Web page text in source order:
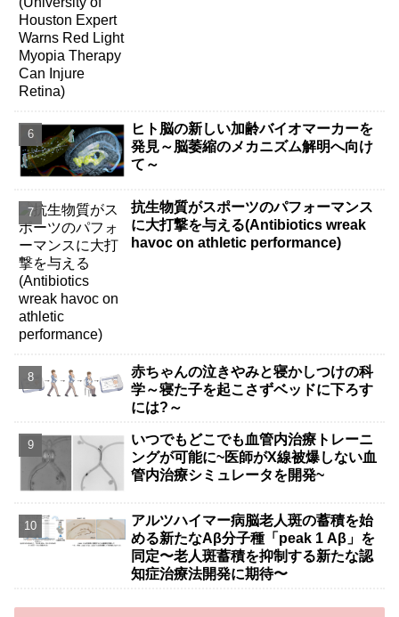
ヒト脳の新しい加齢バイオマーカーを
発見～脳萎縮のメカニズム解明へ向け
て～
抗生物質がスポーツのパフォーマンス
に大打撃を与える(Antibiotics wreak
havoc on athletic performance)
赤ちゃんの泣きやみと寝かしつけの科
学～寝た子を起こさずベッドに下ろす
には?～
いつでもどこでも血管内治療トレーニ
ングが可能に~医師がX線被爆しない血
管内治療シミュレータを開発~
アルツハイマー病脳老人斑の蓄積を始
める新たなAβ分子種「peak 1 Aβ」を
同定〜老人斑蓄積を抑制する新たな認
知症治療法開発に期待〜